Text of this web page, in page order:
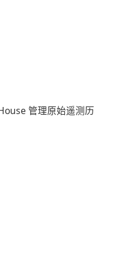
管理原始遥测历